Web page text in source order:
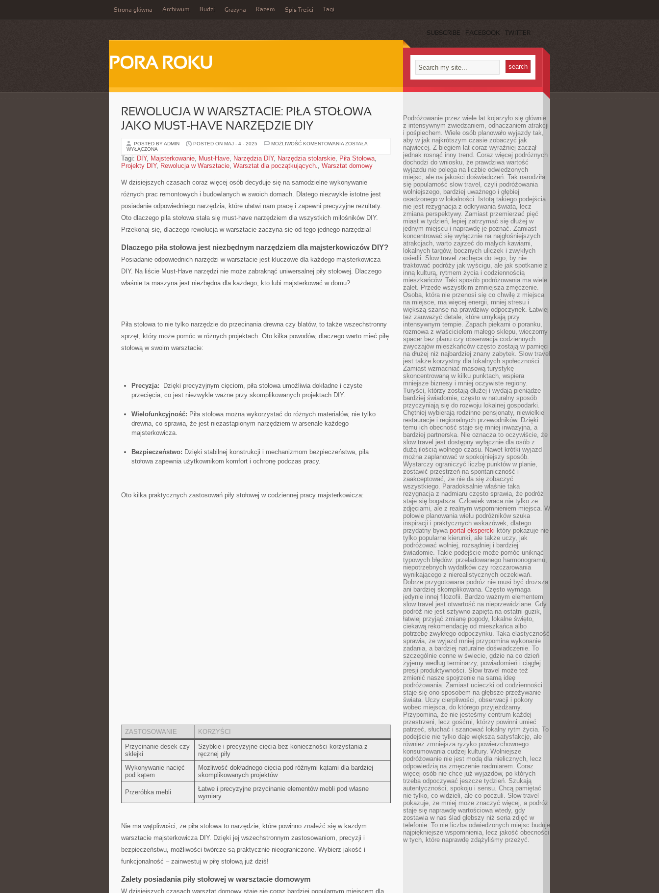
Strona główna Archiwum Budzi Grażyna Razem Spis Treści Tagi
SUBSCRIBE FACEBOOK TWITTER
PORA ROKU
REWOLUCJA W WARSZTACIE: PIŁA STOŁOWA
JAKO MUST-HAVE NARZĘDZIE DIY
POSTED BY ADMIN POSTED ON MAJ - 4 - 2025 MOŻLIWOŚĆ KOMENTOWANIA REWOLUCJA
PIŁA
STOŁOWA
HAVE
NARZĘDZIE
DIY
ZOSTAŁA
WYŁĄCZONA
Tagi: DIY, Majsterkowanie, Must-Have, Narzędzia DIY, Narzędzia stolarskie, Piła Stołowa,
Projekty DIY, Rewolucja w Warsztacie, Warsztat dla początkujących., Warsztat domowy
W dzisiejszych czasach coraz więcej osób decyduje się na samodzielne wykonywanie​
różnych prac⁢ remontowych i budowlanych w swoich domach. Dlatego niezwykle istotne jest
posiadanie odpowiedniego narzędzia, które ułatwi‌ nam pracę i zapewni precyzyjne rezultaty.
Oto dlaczego piła stołowa stała się must-have narzędziem dla wszystkich miłośników ‌DIY.
Przekonaj się, dlaczego rewolucja w warsztacie zaczyna się od tego jednego narzędzia!
Dlaczego piła stołowa jest niezbędnym‌ narzędziem dla majsterkowiczów DIY?
Posiadanie odpowiednich ⁤narzędzi w warsztacie ⁢jest kluczowe⁢ dla każdego majsterkowicza
DIY. Na liście Must-Have narzędzi nie może zabraknąć uniwersalnej piły stołowej. Dlaczego
właśnie ⁢ta maszyna jest niezbędna dla każdego, kto lubi majsterkować w domu?
Piła stołowa to nie tylko narzędzie do przecinania‌ drewna czy blatów, ​to także wszechstronny
sprzęt, który‍ może ​pomóc ⁣w różnych projektach. Oto kilka powodów, dlaczego warto mieć​ piłę
stołową​ w swoim⁢ warsztacie:
Precyzja: ⁤ Dzięki precyzyjnym cięciom, piła stołowa ⁤umożliwia dokładne i ‌czyste⁣
przecięcia, co jest niezwykle ważne przy skomplikowanych projektach DIY.
Wielofunkcyjność: Piła stołowa można wykorzystać ​do różnych materiałów, nie tylko
drewna, co sprawia, że jest niezastąpionym narzędziem w arsenale każdego
majsterkowicza.
Bezpieczeństwo: Dzięki stabilnej konstrukcji i mechanizmom bezpieczeństwa, piła
stołowa zapewnia użytkownikom ⁢komfort⁢ i ochronę podczas‍ pracy.
Oto kilka praktycznych zastosowań piły stołowej w codziennej pracy majsterkowicza:
ZASTOSOWANIE
KORZYŚCI
Przycinanie desek czy
sklejki
Szybkie i ⁢precyzyjne cięcia bez konieczności korzystania‌ z
ręcznej piły
Wykonywanie nacięć
pod ​kątem
Mozliwość dokładnego cięcia pod różnymi ​kątami dla bardziej
skomplikowanych projektów
Przeróbka mebli
Łatwe i precyzyjne przycinanie elementów mebli pod własne
wymiary
Nie ma wątpliwości, że piła stołowa to narzędzie, które powinno znaleźć się ⁤w każdym
warsztacie majsterkowicza DIY. Dzięki jej wszechstronnym zastosowaniom, precyzji⁤ i
bezpieczeństwu, możliwości twórcze są ⁢praktycznie⁣ nieograniczone. Wybierz jakość i
funkcjonalność – zainwestuj w piłę stołową już dziś!
Zalety ⁣posiadania piły stołowej w warsztacie domowym
W dzisiejszych czasach warsztat domowy‍ staje się coraz bardziej ⁣popularnym miejscem dla
Podróżowanie przez wiele lat kojarzyło się głównie
z intensywnym zwiedzaniem, odhaczaniem atrakcji
i pośpiechem. Wiele osób planowało wyjazdy tak,
aby w jak najkrótszym czasie zobaczyć jak
najwięcej. Z biegiem lat coraz wyraźniej zaczął
jednak rosnąć inny trend. Coraz więcej podróżnych
dochodzi do wniosku, że prawdziwa wartość
wyjazdu nie polega na liczbie odwiedzonych
miejsc, ale na jakości doświadczeń. Tak narodziła
się popularność slow travel, czyli podróżowania
wolniejszego, bardziej uważnego i głębiej
osadzonego w lokalności. Istotą takiego podejścia
nie jest rezygnacja z odkrywania świata, lecz
zmiana perspektywy. Zamiast przemierzać pięć
miast w tydzień, lepiej zatrzymać się dłużej w
jednym miejscu i naprawdę je poznać. Zamiast
koncentrować się wyłącznie na najgłośniejszych
atrakcjach, warto zajrzeć do małych kawiarni,
lokalnych targów, bocznych uliczek i zwykłych
osiedli. Slow travel zachęca do tego, by nie
traktować podróży jak wyścigu, ale jak spotkanie z
inną kulturą, rytmem życia i codziennością
mieszkańców. Taki sposób podróżowania ma wiele
zalet. Przede wszystkim zmniejsza zmęczenie.
Osoba, która nie przenosi się co chwilę z miejsca
na miejsce, ma więcej energii, mniej stresu i
większą szansę na prawdziwy odpoczynek. Łatwiej
też zauważyć detale, które umykają przy
intensywnym tempie. Zapach piekarni o poranku,
rozmowa z właścicielem małego sklepu, wieczorny
spacer bez planu czy obserwacja codziennych
zwyczajów mieszkańców często zostają w pamięci
na dłużej niż najbardziej znany zabytek. Slow travel
jest także korzystny dla lokalnych społeczności.
Zamiast wzmacniać masową turystykę
skoncentrowaną w kilku punktach, wspiera
mniejsze biznesy i mniej oczywiste regiony.
Turyści, którzy zostają dłużej i wydają pieniądze
bardziej świadomie, często w naturalny sposób
przyczyniają się do rozwoju lokalnej gospodarki.
Chętniej wybierają rodzinne pensjonaty, niewielkie
restauracje i regionalnych przewodników. Dzięki
temu ich obecność staje się mniej inwazyjna, a
bardziej partnerska. Nie oznacza to oczywiście, że
slow travel jest dostępny wyłącznie dla osób z
dużą ilością wolnego czasu. Nawet krótki wyjazd
można zaplanować w spokojniejszy sposób.
Wystarczy ograniczyć liczbę punktów w planie,
zostawić przestrzeń na spontaniczność i
zaakceptować, że nie da się zobaczyć
wszystkiego. Paradoksalnie właśnie taka
rezygnacja z nadmiaru często sprawia, że podróż
staje się bogatsza. Człowiek wraca nie tylko ze
zdjęciami, ale z realnym wspomnieniem miejsca. W
połowie planowania wielu podróżników szuka
inspiracji i praktycznych wskazówek, dlatego
przydatny bywa portal ekspercki który pokazuje nie
tylko popularne kierunki, ale także uczy, jak
podróżować wolniej, rozsądniej i bardziej
świadomie. Takie podejście może pomóc uniknąć
typowych błędów: przeładowanego harmonogramu,
niepotrzebnych wydatków czy rozczarowania
wynikającego z nierealistycznych oczekiwań.
Dobrze przygotowana podróż nie musi być droższa
ani bardziej skomplikowana. Często wymaga
jedynie innej filozofii. Bardzo ważnym elementem
slow travel jest otwartość na nieprzewidziane. Gdy
podróż nie jest sztywno zapięta na ostatni guzik,
łatwiej przyjąć zmianę pogody, lokalne święto,
ciekawą rekomendację od mieszkańca albo
potrzebę zwykłego odpoczynku. Taka elastyczność
sprawia, że wyjazd mniej przypomina wykonanie
zadania, a bardziej naturalne doświadczenie. To
szczególnie cenne w świecie, gdzie na co dzień
żyjemy według terminarzy, powiadomień i ciągłej
presji produktywności. Slow travel może też
zmienić nasze spojrzenie na samą ideę
podróżowania. Zamiast ucieczki od codzienności
staje się ono sposobem na głębsze przeżywanie
świata. Uczy cierpliwości, obserwacji i pokory
wobec miejsca, do którego przyjeżdżamy.
Przypomina, że nie jesteśmy centrum każdej
przestrzeni, lecz gośćmi, którzy powinni umieć
patrzeć, słuchać i szanować lokalny rytm życia. To
podejście nie tylko daje większą satysfakcję, ale
również zmniejsza ryzyko powierzchownego
konsumowania cudzej kultury. Wolniejsze
podróżowanie nie jest modą dla nielicznych, lecz
odpowiedzią na zmęczenie nadmiarem. Coraz
więcej osób nie chce już wyjazdów, po których
trzeba odpoczywać jeszcze tydzień. Szukają
autentyczności, spokoju i sensu. Chcą pamiętać
nie tylko, co widzieli, ale co poczuli. Slow travel
pokazuje, że mniej może znaczyć więcej, a podróż
staje się naprawdę wartościowa wtedy, gdy
zostawia w nas ślad głębszy niż seria zdjęć w
telefonie. To nie liczba odwiedzonych miejsc buduje
najpiękniejsze wspomnienia, lecz jakość obecności
w tych, które naprawdę zdążyliśmy przeżyć.